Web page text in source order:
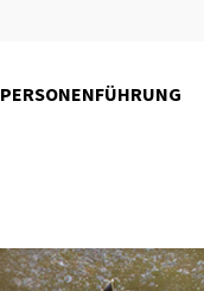
PERSONENFÜHRUNG